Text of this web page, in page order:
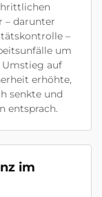
– darunter
–
um
Umstieg auf
erhöhte,
senkte und
entsprach.
im